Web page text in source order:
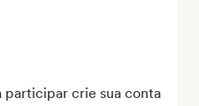
participar crie sua conta